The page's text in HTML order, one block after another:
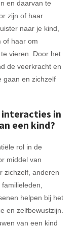
en daarvan te
zijn of haar
naar je kind,
of haar om
vieren. Door het
de veerkracht en
gaan en zichzelf
interacties in
een kind?
rol in de
middel van
zichzelf, anderen
helpen bij het
en zelfbewustzijn.
van een kind